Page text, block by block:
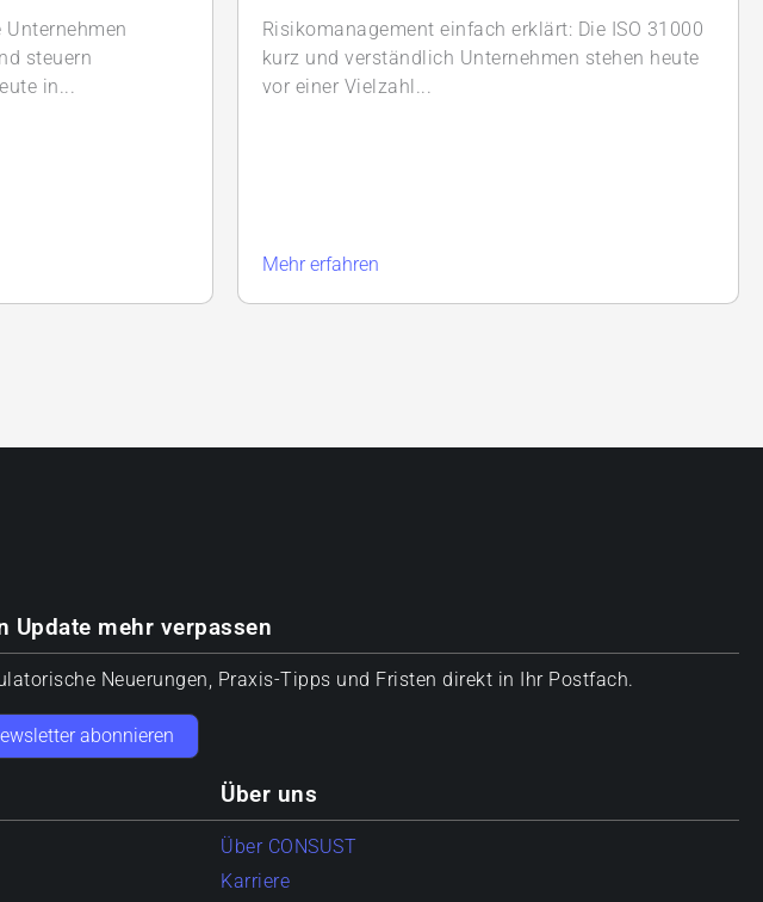
steuern
in...
Risikomanagement einfach erklärt: Die ISO 31000
kurz und verständlich Unternehmen stehen heute
vor einer Vielzahl...
Mehr erfahren
Update mehr verpassen
Neuerungen, Praxis-Tipps und Fristen direkt in Ihr Postfach.
abonnieren
Über uns
Über CONSUST
Karriere